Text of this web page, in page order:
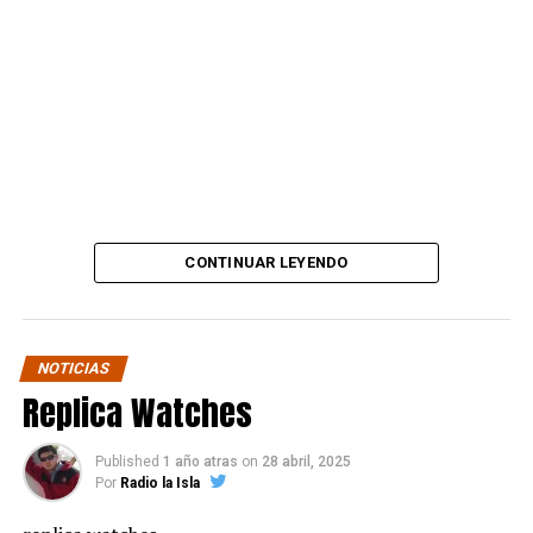
lo dejé este local que se
hizo en sociedad con el
que era un gran amigo.”
La publicación también deja ver su decisión de avanzar
en todos los frentes posibles:
“Llegaré hasta las últimas
CONTINUAR LEYENDO
NOTICIAS
Replica Watches
Published 1 año atras on 28 abril, 2025
Por Radio la Isla